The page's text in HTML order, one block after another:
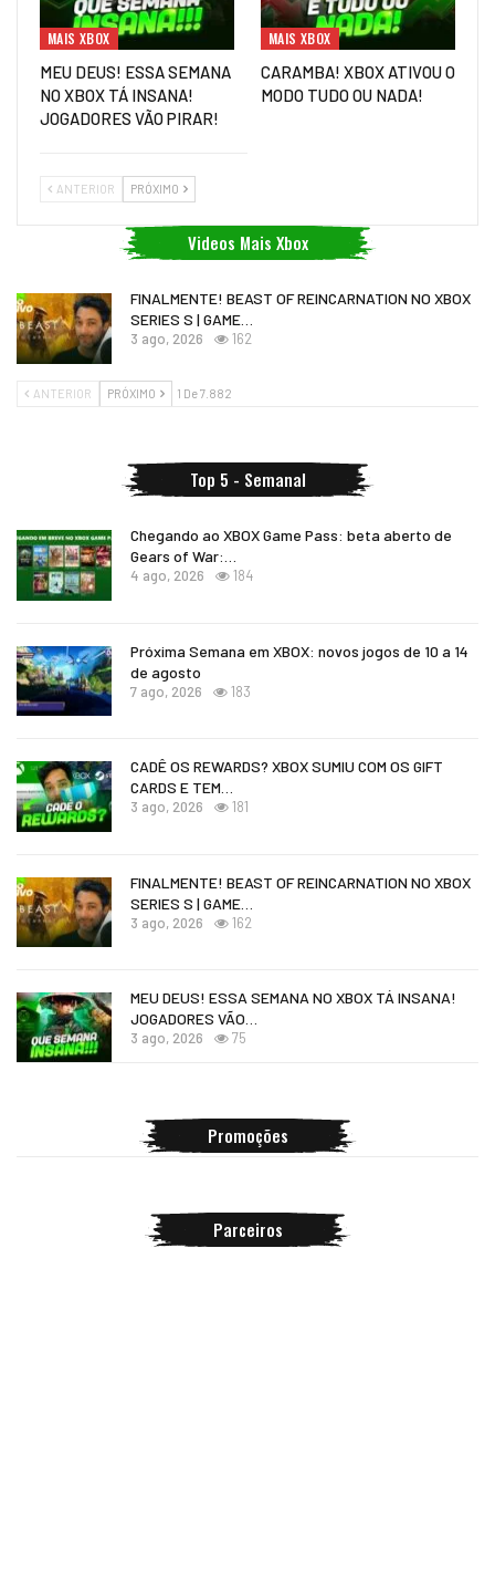
MAIS XBOX
MEU DEUS! ESSA SEMANA
NO XBOX TÁ INSANA!
JOGADORES VÃO PIRAR!
MAIS XBOX
CARAMBA! XBOX ATIVOU O
MODO TUDO OU NADA!
ANTERIOR PRÓXIMO
Videos Mais Xbox
FINALMENTE! BEAST OF REINCARNATION NO XBOX
SERIES S | GAME…
3 ago, 2026 162
ANTERIOR PRÓXIMO 1 De 7.882
Top 5 - Semanal
Chegando ao XBOX Game Pass: beta aberto de
Gears of War:…
4 ago, 2026 184
Próxima Semana em XBOX: novos jogos de 10 a 14
de agosto
7 ago, 2026 183
CADÊ OS REWARDS? XBOX SUMIU COM OS GIFT
CARDS E TEM…
3 ago, 2026 181
FINALMENTE! BEAST OF REINCARNATION NO XBOX
SERIES S | GAME…
3 ago, 2026 162
MEU DEUS! ESSA SEMANA NO XBOX TÁ INSANA!
JOGADORES VÃO…
3 ago, 2026 75
Promoções
Parceiros